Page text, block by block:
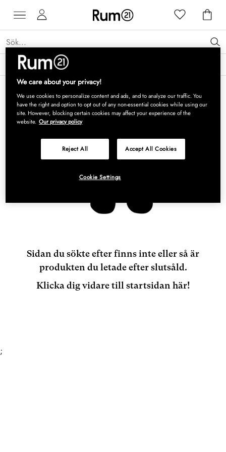
Få 15 % rabatt på Grythyttan Stålmöbler* →
Sidan du sökte efter finns inte eller så är
produkten du letade efter slutsåld.
Klicka dig vidare till startsidan här!
;
We care about your privacy!
We use cookies to personalize content and ads, and to analyze our traffic. You
have the right and option to opt out of any non-essential cookies while using our
site. However, blocking certain cookies may affect your experience of the
website. Our privacy policy
Reject All Accept All Cookies
Cookie Settings